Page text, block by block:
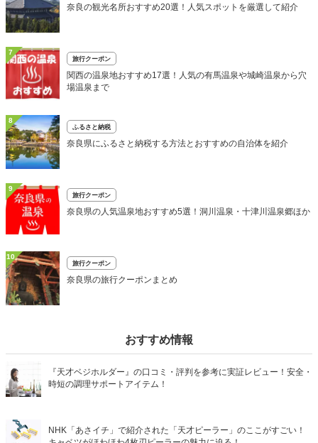
奈良の観光名所おすすめ20選！人気スポットを厳選して紹介
7
旅行クーポン
関西の温泉地おすすめ17選！人気の有馬温泉や城崎温泉から穴
場温泉まで
8
ふるさと納税
奈良県にふるさと納税する方法とおすすめの自治体を紹介
9
旅行クーポン
奈良県の人気温泉地おすすめ5選！洞川温泉・十津川温泉郷ほか
10
旅行クーポン
奈良県の旅行クーポンまとめ
おすすめ情報
『天才ベジホルダー』の口コミ・評判を参考に実証レビュー！安全・
時短の調理サポートアイテム！
NHK「あさイチ」で紹介された「天才ピーラー」のここがすごい！